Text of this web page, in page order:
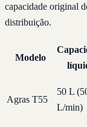
capacidade original
distribuição.
Modelo
Agras T55
50 L
L/min)